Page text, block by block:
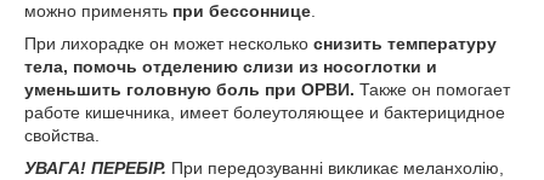
можно применять при бессоннице
При лихорадке он может несколько снизить температуру
тела, помочь отделению слизи из носоглотки и
уменьшить головную боль при ОРВИ. Также он помогает
работе кишечника, имеет болеутоляющее и бактерицидное
свойства.
УВАГА! ПЕРЕБІР. При передозуванні викликає меланхолію,